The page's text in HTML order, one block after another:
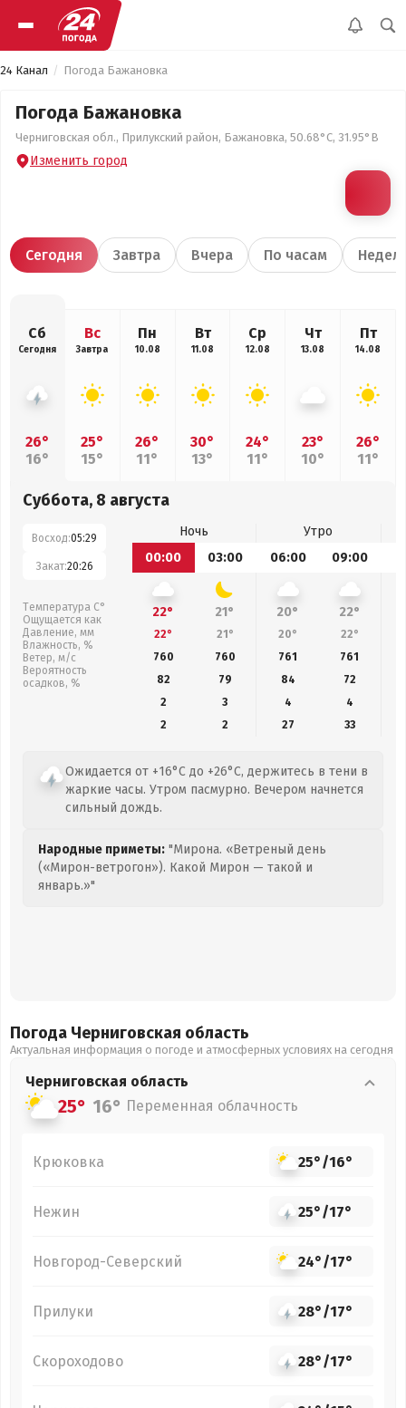
24 Канал Погода Бажановка
Погода Бажановка
Черниговская обл., Прилукский район, Бажановка, 50.68°С, 31.95°В
Изменить город
Сегодня Завтра Вчера По часам
Сб
Сегодня
26°
16°
Вс
Завтра
25°
15°
Пн
10.08
26°
11°
Вт
11.08
30°
13°
Ср
12.08
24°
11°
Чт
13.08
23°
10°
Пт
14.08
26°
11°
Суббота, 8 августа
Восход:05:29
Закат:20:26
Температура С°
Ощущается как
Давление, мм
Влажность, %
Ветер, м/с
Вероятность
осадков, %
Ночь
Утро
00:00
03:00 06:00 09:00
22° 21° 20° 22°
22° 21° 20° 22°
760
760 761 761
82
79 84 72
2
3 4
4
2
2 27 33
Ожидается от +16°C до +26°C, держитесь в тени в
жаркие часы. Утром пасмурно. Вечером начнется
сильный дождь.
Народные приметы: "Мирона. «Ветреный день
(«Мирон-ветрогон»). Какой Мирон — такой и
январь.»"
Погода Черниговская область
Актуальная информация о погоде и атмосферных условиях на сегодня
Черниговская область
25° 16° Переменная облачность
Крюковка 25°/16°
Нежин 25°/17°
Новгород-Северский 24°/17°
Прилуки 28°/17°
Скороходово 28°/17°